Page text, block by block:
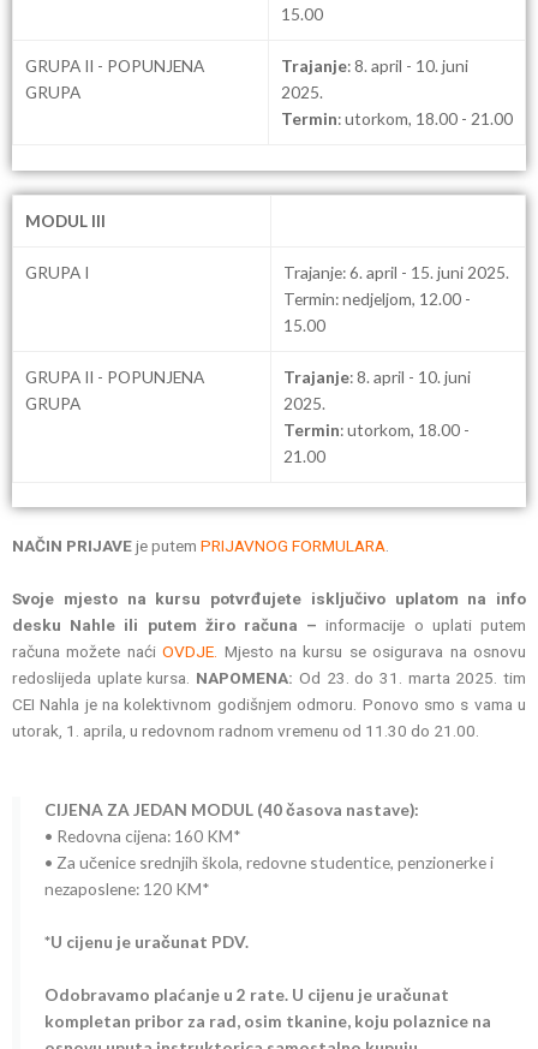
15.00
GRUPA II - POPUNJENA
GRUPA
Trajanje: 8. april - 10. juni
2025.
Termin: utorkom, 18.00 - 21.00
MODUL III
GRUPA I
Trajanje: 6. april - 15. juni 2025.
Termin: nedjeljom, 12.00 -
15.00
GRUPA II - POPUNJENA
GRUPA
Trajanje: 8. april - 10. juni
2025.
Termin: utorkom, 18.00 -
21.00
NAČIN PRIJAVEje putem PRIJAVNOG FORMULARA.
Svoje mjesto na kursu potvrđujete isključivo uplatom na info
desku Nahle ili putem žiro računa – informacije o uplati putem
računa možete naćiOVDJE. Mjesto na kursu se osigurava na osnovu
redoslijeda uplate kursa. NAPOMENA: Od 23. do 31. marta 2025. tim
CEI Nahla je na kolektivnom godišnjem odmoru. Ponovo smo s vama u
utorak, 1. aprila, u redovnom radnom vremenu od 11.30 do 21.00.
CIJENA ZA JEDAN MODUL (40 časova nastave):
• Redovna cijena: 160 KM*
• Za učenice srednjih škola, redovne studentice, penzionerke i
nezaposlene: 120 KM*
*U cijenu je uračunat PDV.
Odobravamo plaćanje u 2 rate. U cijenu je uračunat
kompletan pribor za rad, osim tkanine, koju polaznice na